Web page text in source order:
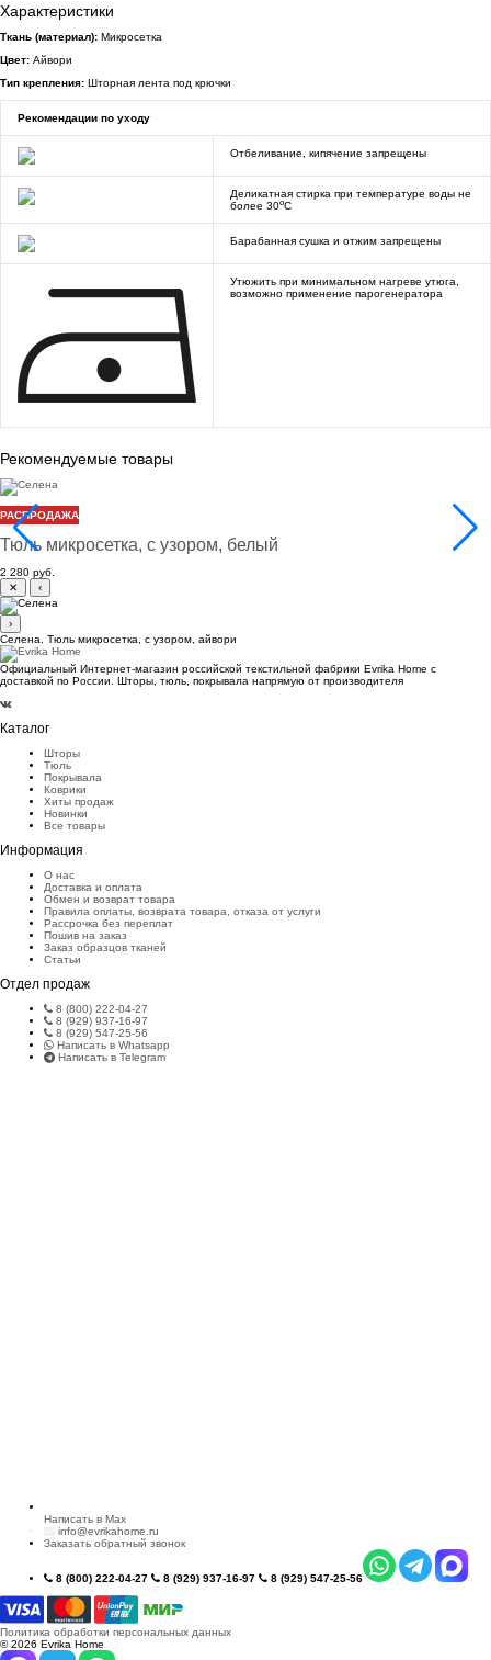
Характеристики
Ткань (материал): Микросетка
Цвет: Айвори
Тип крепления: Шторная лента под крючки
Рекомендации по уходу
Отбеливание, кипячение запрещены
Деликатная стирка при температуре воды не
более 30oC
Барабанная сушка и отжим запрещены
Утюжить при минимальном нагреве утюга,
возможно применение парогенератора
Рекомендуемые товары
РАСПРОДАЖА
Селена
Тюль микросетка, с узором, белый
2 280 руб.
✕
‹
›
Селена. Тюль микросетка, с узором, айвори
Официальный Интернет-магазин российской текстильной фабрики Evrika Home c
доставкой по России. Шторы, тюль, покрывала напрямую от производителя
Каталог
Шторы
Тюль
Покрывала
Коврики
Хиты продаж
Новинки
Все товары
Информация
О нас
Доставка и оплата
Обмен и возврат товара
Правила оплаты, возврата товара, отказа от услуги
Рассрочка без переплат
Пошив на заказ
Заказ образцов тканей
Статьи
Отдел продаж
8 (800) 222-04-27
8 (929) 937-16-97
8 (929) 547-25-56
Написать в Whatsapp
Написать в Telegram
Написать в Max
info@evrikahome.ru
Заказать обратный звонок
8 (800) 222-04-27 8 (929) 937-16-97 8 (929) 547-25-56
Политика обработки персональных данных
© 2026 Evrika Home